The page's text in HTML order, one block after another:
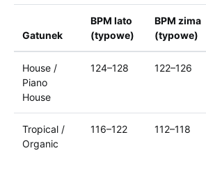
Gatunek
BPM lato
(typowe)
BPM zima
(typowe)
House /
Piano
House
124–128 122–126
Tropical /
Organic
116–122 112–118